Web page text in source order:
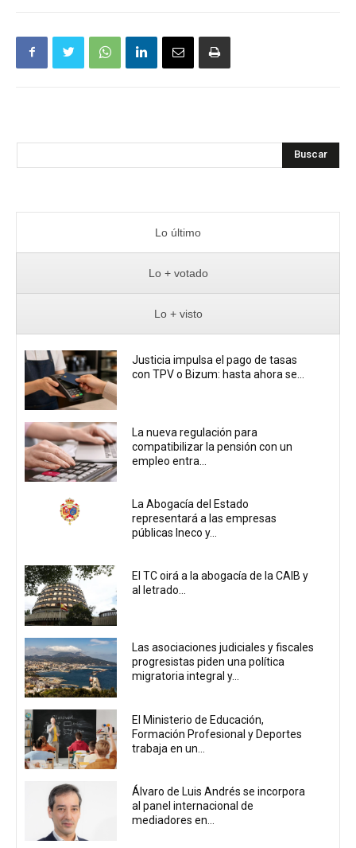
Buscar
Lo último
Lo + votado
Lo + visto
Justicia impulsa el pago de tasas
con TPV o Bizum: hasta ahora se...
La nueva regulación para
compatibilizar la pensión con un
empleo entra...
La Abogacía del Estado
representará a las empresas
públicas Ineco y...
El TC oirá a la abogacía de la CAIB y
al letrado...
Las asociaciones judiciales y fiscales
progresistas piden una política
migratoria integral y...
El Ministerio de Educación,
Formación Profesional y Deportes
trabaja en un...
Álvaro de Luis Andrés se incorpora
al panel internacional de
mediadores en...